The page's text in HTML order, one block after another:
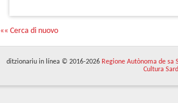
«« Cerca di nuovo
ditzionariu in línea © 2016-2026 Regione Autònoma de sa
Cultura